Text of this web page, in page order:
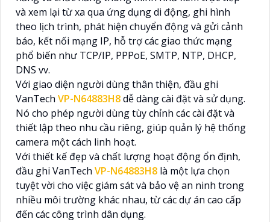
và xem lại từ xa qua ứng dụng di động, ghi hình
theo lịch trình, phát hiện chuyển động và gửi cảnh
báo, kết nối mạng IP, hỗ trợ các giao thức mạng
phổ biến như TCP/IP, PPPoE, SMTP, NTP, DHCP,
DNS vv.
Với giao diện người dùng thân thiện, đầu ghi
VanTech VP-N64883H8dễ dàng cài đặt và sử dụng.
Nó cho phép người dùng tùy chỉnh các cài đặt và
thiết lập theo nhu cầu riêng, giúp quản lý hệ thống
camera một cách linh hoạt.
Với thiết kế đẹp và chất lượng hoạt động ổn định,
đầu ghi VanTech VP-N64883H8 là một lựa chọn
tuyệt vời cho việc giám sát và bảo vệ an ninh trong
nhiều môi trường khác nhau, từ các dự án cao cấp
đến các công trình dân dụng.